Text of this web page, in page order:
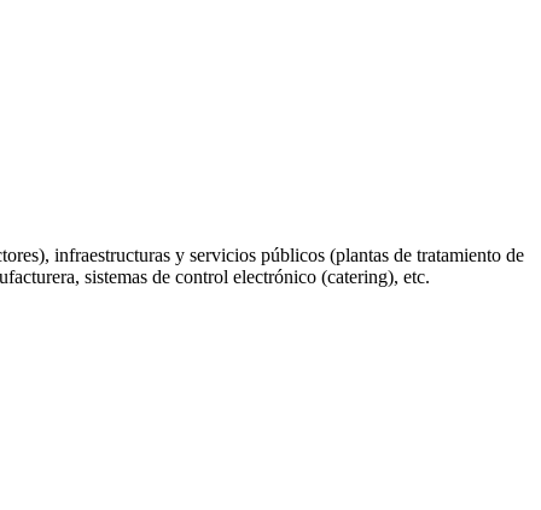
infraestructuras y servicios públicos (plantas de tratamiento de
sistemas de control electrónico (catering), etc.